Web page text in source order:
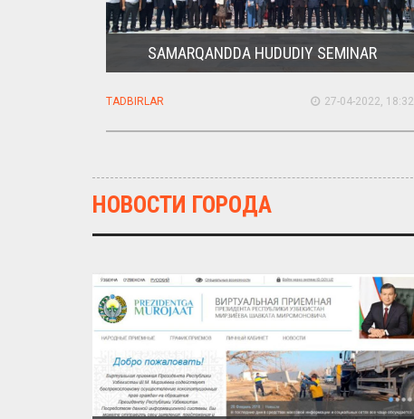
SAMARQANDDA HUDUDIY SEMINAR
TADBIRLAR 27-04-2022, 18:32
НОВОСТИ ГОРОДА